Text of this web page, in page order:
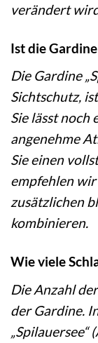
verändert
Ist die
Die Gardine
Sichtschutz,
Sie lässt noch
angenehme
Sie einen
empfehlen
zusätzlichen
kombinieren.
Wie viele
Die Anzahl
der Gardine.
„Spilauersee“